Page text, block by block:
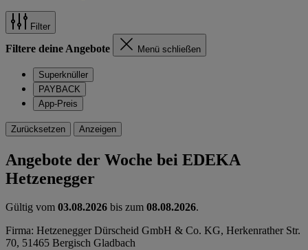
Filter
Filtere deine Angebote Menü schließen
Superknüller
PAYBACK
App-Preis
Zurücksetzen Anzeigen
Angebote der Woche bei EDEKA
Hetzenegger
Gültig vom 03.08.2026 bis zum 08.08.2026.
Firma: Hetzenegger Dürscheid GmbH & Co. KG, Herkenrather Str.
70, 51465 Bergisch Gladbach